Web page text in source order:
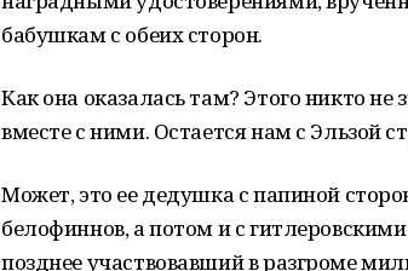
бабушкам с обеих сторон.
Как она оказалась там? Этого никто
вместе с ними. Остается нам с Эльзой
Может, это ее дедушка с папиной
белофиннов, а потом и с
позднее участвовавший в разгроме